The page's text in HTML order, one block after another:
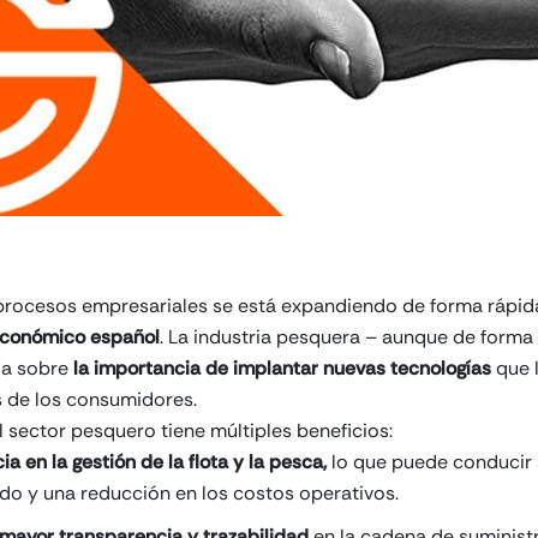
empresariales se está expandiendo de forma
español. La industria pesquera – aunque de
sobre la importancia de implantar nuevas tecnologíasque
los consumidores.
sector pesquero tiene múltiples beneficios:
en la gestión de la flota y la pesca,lo que puede conducir
y una reducción en los costos operativos.